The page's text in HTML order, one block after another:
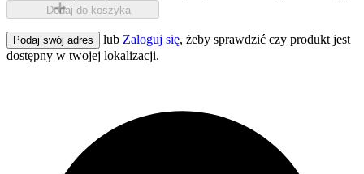
Dodaj do koszyka
Podaj swój adres lub Zaloguj się, żeby sprawdzić czy produkt jest
dostępny w twojej lokalizacji.